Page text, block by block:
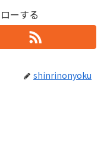
ーする
shinrinonyoku